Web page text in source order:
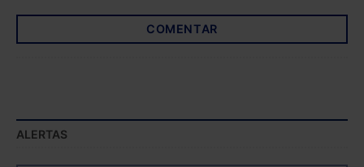
COMENTAR
ALERTAS